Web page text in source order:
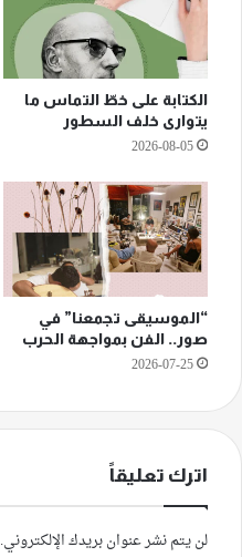
الكتابة على خطّ التماس ما
يتوارى خلف السطور
2026-08-05
“الموسيقى تجمعنا” في
صور.. الفن بمواجهة الحرب
2026-07-25
اترك تعليقاً
لن يتم نشر عنوان بريدك الإلكتروني.